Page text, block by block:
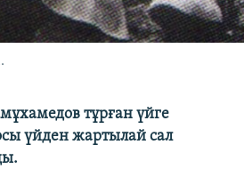
тұрған үйге
үйден жартылай сал